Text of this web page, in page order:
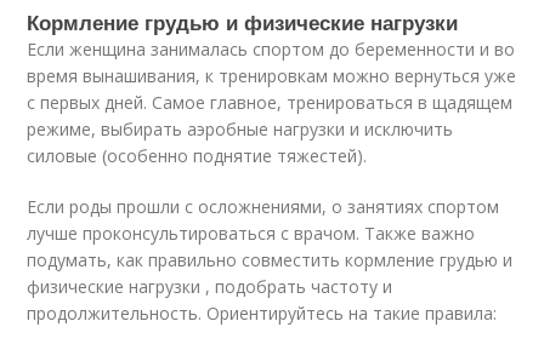
Кормление грудью и физические нагрузки
Если женщина занималась спортом до беременности и во
время вынашивания, к тренировкам можно вернуться уже
с первых дней. Самое главное, тренироваться в щадящем
режиме, выбирать аэробные нагрузки и исключить
силовые (особенно поднятие тяжестей).
Если роды прошли с осложнениями, о занятиях спортом
лучше проконсультироваться с врачом. Также важно
подумать, как правильно совместить кормление грудью и
физические нагрузки , подобрать частоту и
продолжительность. Ориентируйтесь на такие правила: